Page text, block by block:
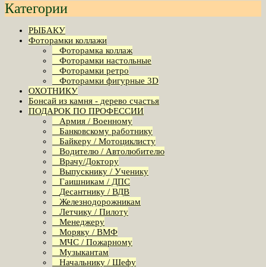
Категории
РЫБАКУ
Фоторамки коллажи
Фоторамка коллаж
Фоторамки настольные
Фоторамки ретро
Фоторамки фигурные 3D
ОХОТНИКУ
Бонсай из камня - дерево счастья
ПОДАРОК ПО ПРОФЕССИИ
Армия / Военному
Банковскому работнику
Байкеру / Мотоциклисту
Водителю / Автолюбителю
Врачу/Доктору
Выпускнику / Ученику
Гаишникам / ДПС
Десантнику / ВДВ
Железнодорожникам
Летчику / Пилоту
Менеджеру
Моряку / ВМФ
МЧС / Пожарному
Музыкантам
Начальнику / Шефу